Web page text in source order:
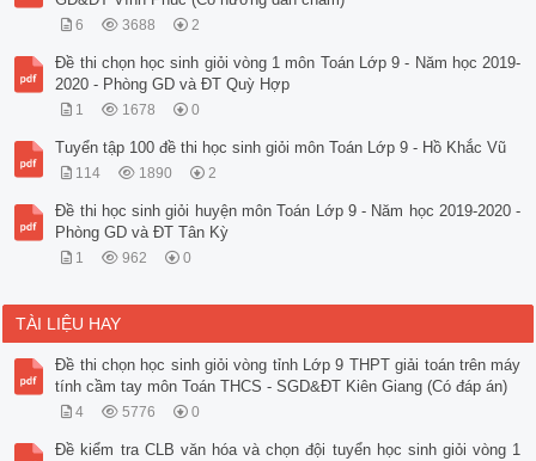
6 3688 2
Đề thi chọn học sinh giỏi vòng 1 môn Toán Lớp 9 - Năm học 2019-
2020 - Phòng GD và ĐT Quỳ Hợp
1 1678 0
Tuyển tập 100 đề thi học sinh giỏi môn Toán Lớp 9 - Hồ Khắc Vũ
114 1890 2
Đề thi học sinh giỏi huyện môn Toán Lớp 9 - Năm học 2019-2020 -
Phòng GD và ĐT Tân Kỳ
1 962 0
TÀI LIỆU HAY
Đề thi chọn học sinh giỏi vòng tỉnh Lớp 9 THPT giải toán trên máy
tính cầm tay môn Toán THCS - SGD&ĐT Kiên Giang (Có đáp án)
4 5776 0
Đề kiểm tra CLB văn hóa và chọn đội tuyển học sinh giỏi vòng 1